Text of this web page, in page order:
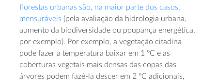
florestas urbanas são, na maior parte dos casos,
mensuráveis (pela avaliação da hidrologia urbana,
aumento da biodiversidade ou poupança energética,
por exemplo). Por exemplo, a vegetação citadina
pode fazer a temperatura baixar em 1 ºC e as
coberturas vegetais mais densas das copas das
árvores podem fazê-la descer em 2 ºC adicionais,